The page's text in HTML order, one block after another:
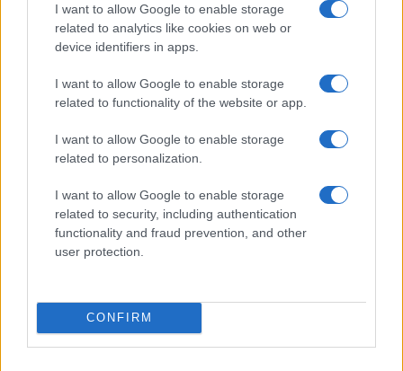
I want to allow Google to enable storage
related to analytics like cookies on web or
device identifiers in apps.
I want to allow Google to enable storage
related to functionality of the website or app.
I want to allow Google to enable storage
related to personalization.
I want to allow Google to enable storage
related to security, including authentication
functionality and fraud prevention, and other
user protection.
CONFIRM
ΟΣΑ ΧΡΕΙΑΖΕΣΑΙ
ΓΙΑ ΤΟ ΚΑΛΟΚΑΙΡΙ ΣΟΥ →
ΤΟ ΠΑΡΟΝ ΤΗΣ ΚΥΡΙΑΚΗΣ